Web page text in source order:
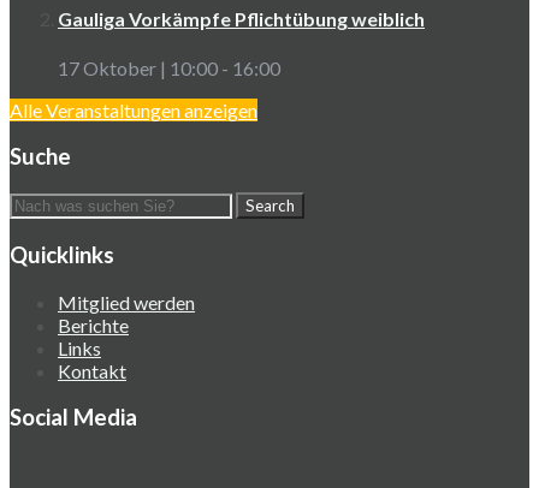
Gauliga Vorkämpfe Pflichtübung weiblich
17 Oktober | 10:00 - 16:00
Alle Veranstaltungen anzeigen
Suche
Quicklinks
Mitglied werden
Berichte
Links
Kontakt
Social Media